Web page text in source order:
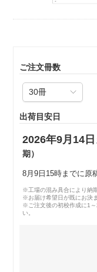
ご注文冊数
出荷目安日
2026年9月14日
期）
8月9日15時までに原
※工場の混み具合により納
※お届け希望日が既にお決
※ご注文後の初校作成に1
い。